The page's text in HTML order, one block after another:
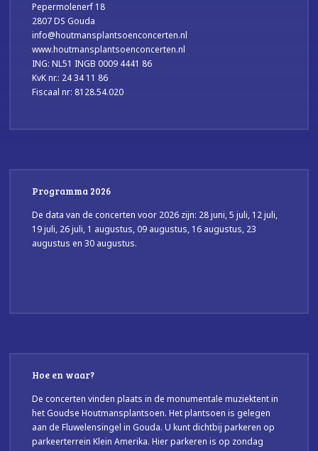
Pepermolenerf 18
2807 DS Gouda
info@houtmansplantsoenconcerten.nl
www.houtmansplantsoenconcerten.nl
ING: NL51 INGB 0009 4441 86
KvK nr.: 24 34 11 86
Fiscaal nr: 8128.54.020
Programma 2026
De data van de concerten voor 2026 zijn: 28 juni, 5 juli, 12 juli,
19 juli, 26 juli, 1 augustus, 09 augustus, 16 augustus, 23
augustus en 30 augustus.
Hoe en waar?
De concerten vinden plaats in de monumentale muziektent in
het Goudse Houtmansplantsoen. Het plantsoen is gelegen
aan de Fluwelensingel in Gouda. U kunt dichtbij parkeren op
parkeerterrein Klein Amerika. Hier parkeren is op zondag